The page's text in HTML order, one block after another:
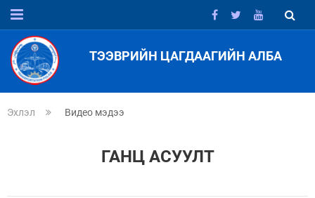
ТЭЭВРИЙН ЦАГДААГИЙН АЛБА
Эхлэл Видео мэдээ
ГАНЦ АСУУЛТ